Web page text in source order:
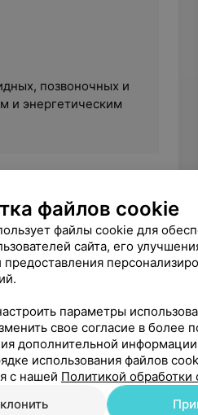
позвоночных и
и энергетическим
файлов cookie
файлы cookie для
сайта, его
предоставления
параметры
свое согласие в более
дополнительной
использования файлов
с нашей Политикой обработки